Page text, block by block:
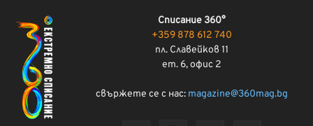
Списание 360°
+359 878 612 740
пл. Славейков 11
ет. 6, офис 2
свържете се с нас: magazine@360mag.bg